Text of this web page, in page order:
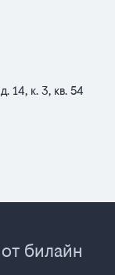
14, к. 3, кв. 54
билайн